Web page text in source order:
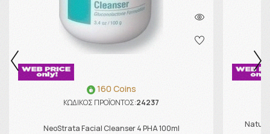
160 Coins
ΚΩΔΙΚΟΣ ΠΡΟΪΟΝΤΟΣ:24237
NeoStrata Facial Cleanser 4 PHA 100ml Natura